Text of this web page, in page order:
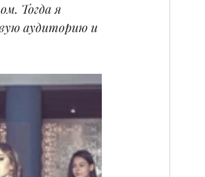
Тогда я
аудиторию и